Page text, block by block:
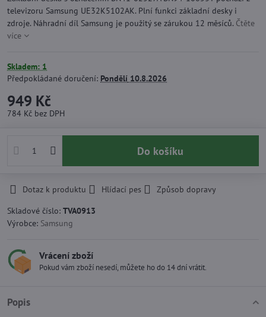
televizoru Samsung UE32K5102AK. Plní funkci základní desky i
zdroje. Náhradní díl Samsung je použitý se zárukou 12 měsíců. Čtěte
více
Skladem: 1
Předpokládané doručení: Pondělí 10.8.2026
949 Kč
784 Kč bez DPH
Do košíku
Dotaz k produktu Hlídací pes
Způsob dopravy
Skladové číslo: TVA0913
Výrobce: Samsung
Vrácení zboží
Pokud vám zboží nesedí, můžete ho do 14 dní vrátit.
Popis